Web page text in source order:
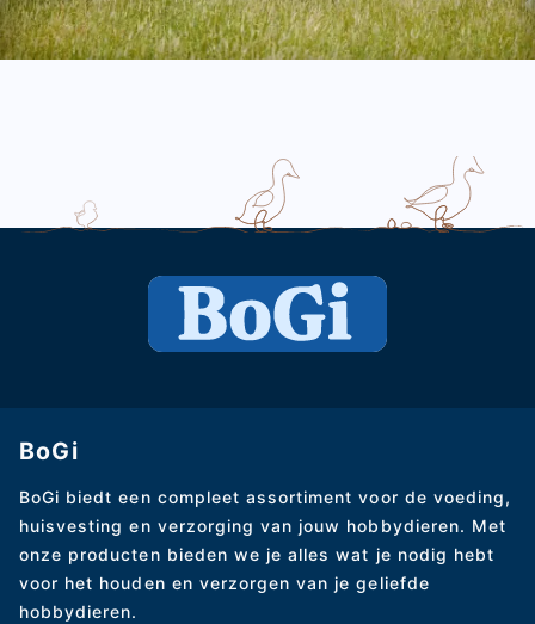
BoGi
BoGi biedt een compleet assortiment voor de voeding,
huisvesting en verzorging van jouw hobbydieren. Met
onze producten bieden we je alles wat je nodig hebt
voor het houden en verzorgen van je geliefde
hobbydieren.